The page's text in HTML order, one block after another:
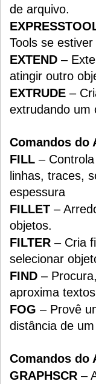
de arquivo.
Tools se
EXTEND –
atingir outro
EXTRUDE –
extrudando um
Comandos do
FILL –
linhas, traces,
espessura
FILLET –
objetos.
FILTER – Cria
selecionar
FIND –
aproxima
FOG – Provê
distância de
Comandos do
GRAPHSCR –